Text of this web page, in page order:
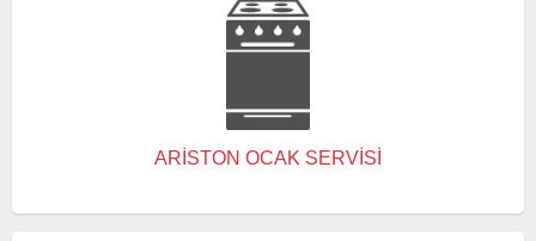
ARISTON OCAK SERVISI